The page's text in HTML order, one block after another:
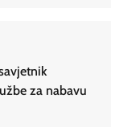
za nabavu